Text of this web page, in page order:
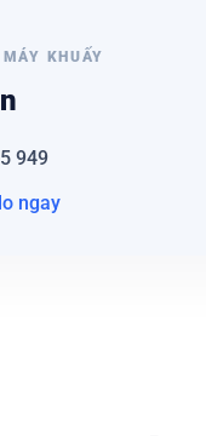
KHUẤY
949
ngay